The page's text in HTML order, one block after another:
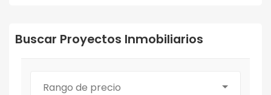
Buscar Proyectos Inmobiliarios
Rango de precio